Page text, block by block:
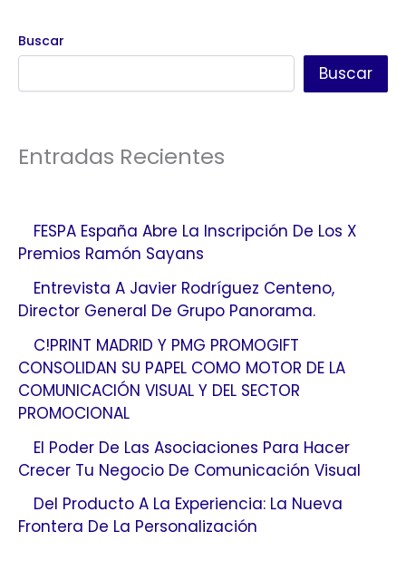
Buscar
Buscar
Entradas Recientes
FESPA España Abre La Inscripción De Los X
Premios Ramón Sayans
Entrevista A Javier Rodríguez Centeno,
Director General De Grupo Panorama.
C!PRINT MADRID Y PMG PROMOGIFT
CONSOLIDAN SU PAPEL COMO MOTOR DE LA
COMUNICACIÓN VISUAL Y DEL SECTOR
PROMOCIONAL
El Poder De Las Asociaciones Para Hacer
Crecer Tu Negocio De Comunicación Visual
Del Producto A La Experiencia: La Nueva
Frontera De La Personalización